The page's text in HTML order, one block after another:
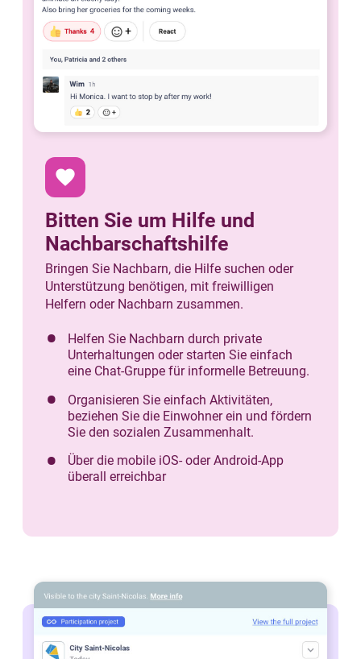
favorite
Bitten Sie um Hilfe und
Nachbarschaftshilfe
Bringen Sie Nachbarn, die Hilfe suchen oder
Unterstützung benötigen, mit freiwilligen
Helfern oder Nachbarn zusammen.
Helfen Sie Nachbarn durch private
Unterhaltungen oder starten Sie einfach
eine Chat-Gruppe für informelle Betreuung.
Organisieren Sie einfach Aktivitäten,
beziehen Sie die Einwohner ein und fördern
Sie den sozialen Zusammenhalt.
Über die mobile iOS- oder Android-App
überall erreichbar